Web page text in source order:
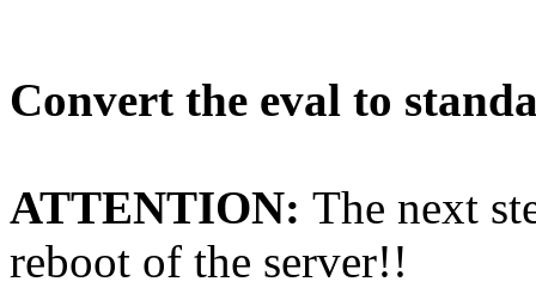
Convert the eval to
ATTENTION: The next
reboot of the server!!